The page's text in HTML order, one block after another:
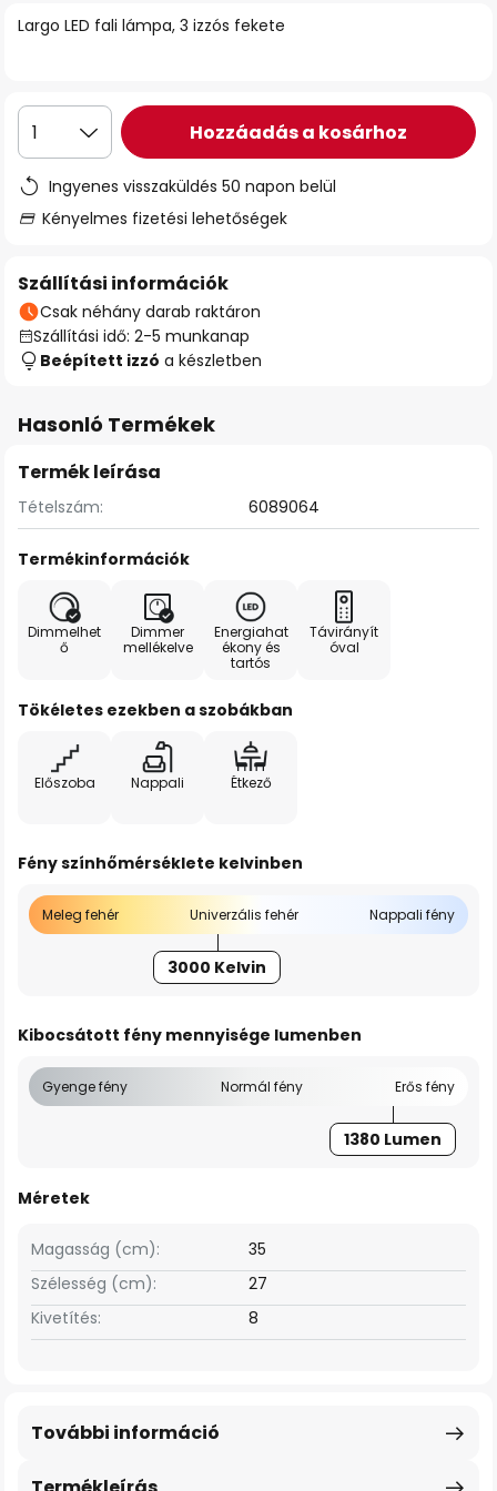
Largo LED fali lámpa, 3 izzós fekete
1 Hozzáadás a kosárhoz
Ingyenes visszaküldés 50 napon belül
Kényelmes fizetési lehetőségek
Szállítási információk
Csak néhány darab raktáron
Szállítási idő: 2-5 munkanap
Beépített izzó a készletben
Hasonló Termékek
Termék leírása
Tételszám: 6089064
Termékinformációk
Dimmelhet
ő
Dimmer
mellékelve
Energiahat
ékony és
tartós
Távirányít
óval
Tökéletes ezekben a szobákban
Előszoba Nappali Étkező
Fény színhőmérséklete kelvinben
Meleg fehér Univerzális fehér Nappali fény
3000 Kelvin
Kibocsátott fény mennyisége lumenben
Gyenge fény Normál fény Erős fény
1380 Lumen
Méretek
Szélesség (cm): 27
Magasság (cm): 35
Kivetítés: 8
További információ